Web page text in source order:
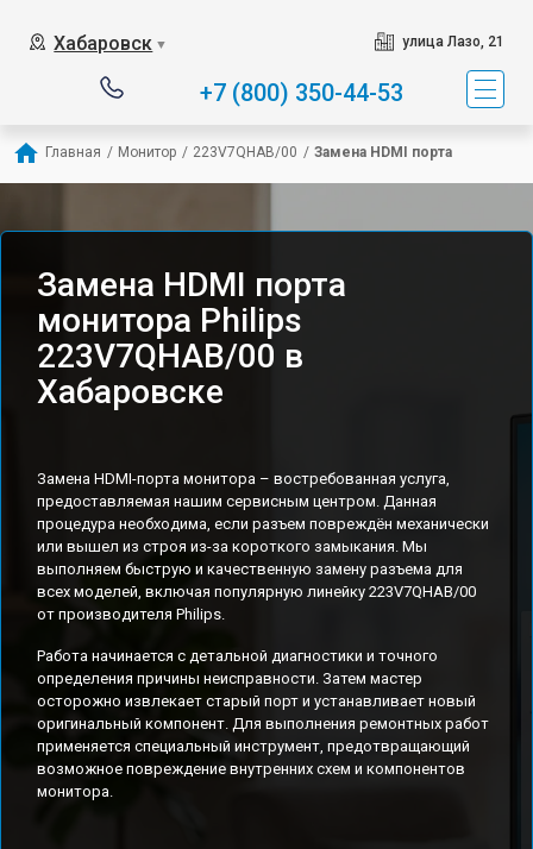
Хабаровск ▼ улица Лазо, 21
+7 (800) 350-44-53
Главная / Монитор / 223V7QHAB/00 / Замена HDMI порта
Замена HDMI порта
монитора Philips
223V7QHAB/00 в
Хабаровске
Замена HDMI-порта монитора – востребованная услуга,
предоставляемая нашим сервисным центром. Данная
процедура необходима, если разъем повреждён механически
или вышел из строя из-за короткого замыкания. Мы
выполняем быструю и качественную замену разъема для
всех моделей, включая популярную линейку 223V7QHAB/00
от производителя Philips.
Работа начинается с детальной диагностики и точного
определения причины неисправности. Затем мастер
осторожно извлекает старый порт и устанавливает новый
оригинальный компонент. Для выполнения ремонтных работ
применяется специальный инструмент, предотвращающий
возможное повреждение внутренних схем и компонентов
монитора.